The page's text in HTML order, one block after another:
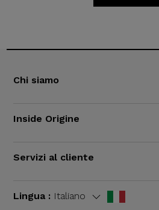
Chi siamo
Inside Origine
Servizi al cliente
Lingua : Italiano